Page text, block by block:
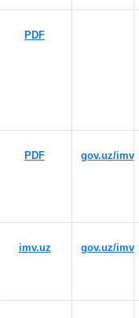
PDF
PDF gov.uz/imv
imv.uz gov.uz/imv